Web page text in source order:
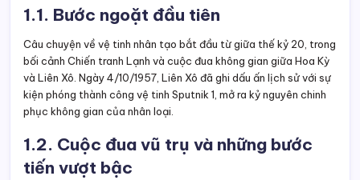
1.1. Bước ngoặt đầu tiên
Câu chuyện về vệ tinh nhân tạo bắt đầu từ giữa thế kỷ 20, trong
bối cảnh Chiến tranh Lạnh và cuộc đua không gian giữa Hoa Kỳ
và Liên Xô. Ngày 4/10/1957, Liên Xô đã ghi dấu ấn lịch sử với sự
kiện phóng thành công vệ tinh Sputnik 1, mở ra kỷ nguyên chinh
phục không gian của nhân loại.
1.2. Cuộc đua vũ trụ và những bước
tiến vượt bậc